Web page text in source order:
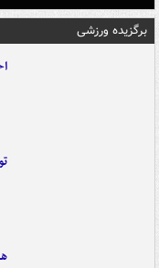
برگزیده ورزشی